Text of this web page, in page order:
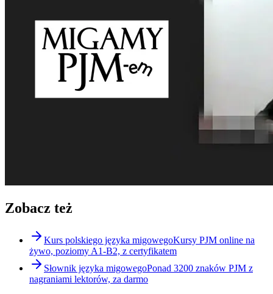
Zobacz też
Kurs polskiego języka migowegoKursy PJM online na
żywo, poziomy A1-B2, z certyfikatem
Słownik języka migowegoPonad 3200 znaków PJM z
nagraniami lektorów, za darmo